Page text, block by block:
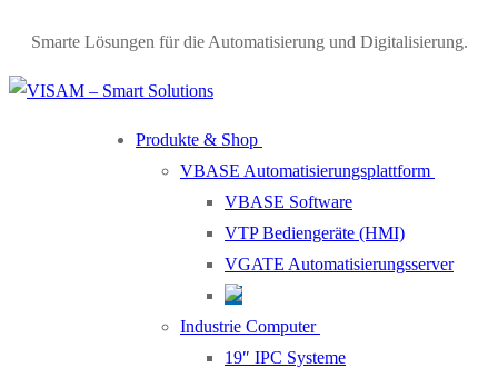
content
Smarte Lösungen für die Automatisierung und Digitalisierung.
Produkte & Shop
VBASE Automatisierungsplattform
VBASE Software
VTP Bediengeräte (HMI)
VGATE Automatisierungsserver
Industrie Computer
19″ IPC Systeme